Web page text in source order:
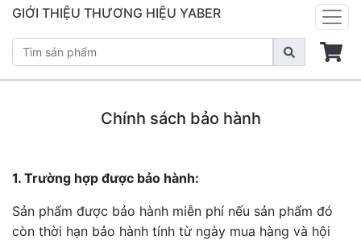
GIỚI THIỆU THƯƠNG HIỆU YABER
Chính sách bảo hành
1. Trường hợp được bảo hành:
Sản phẩm được bảo hành miễn phí nếu sản phẩm đó
còn thời hạn bảo hành tính từ ngày mua hàng và hội